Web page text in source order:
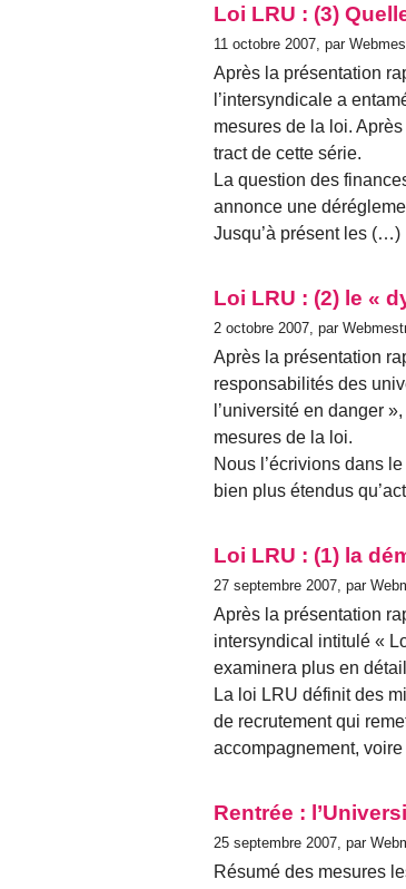
Loi LRU : (3)
11 octobre 2007, par
Après la présentation
l’intersyndicale a
mesures de la loi.
tract de cette série.
La question des
annonce une
Jusqu’à présent les (…)
Loi LRU : (2) le «
2 octobre 2007, par
Après la présentation
responsabilités des
l’université en danger
mesures de la loi.
Nous l’écrivions dans
bien plus étendus
Loi LRU : (1) la
27 septembre 2007, par
Après la présentation
intersyndical intitulé «
examinera plus en
La loi LRU définit des
de recrutement qui
accompagnement,
Rentrée :
25 septembre 2007, par
Résumé des mesures